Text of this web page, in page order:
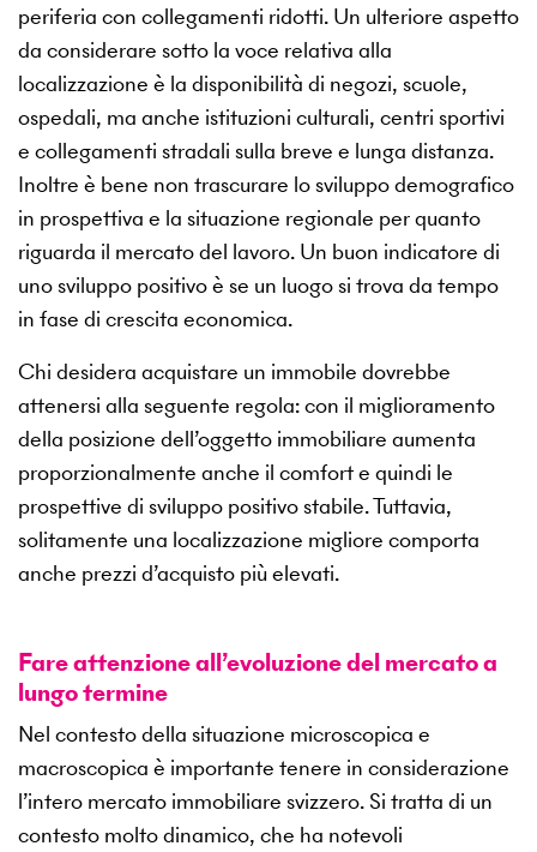
periferia con collegamenti ridotti. Un ulteriore aspetto
da considerare sotto la voce relativa alla
localizzazione è la disponibilità di negozi, scuole,
ospedali, ma anche istituzioni culturali, centri sportivi
e collegamenti stradali sulla breve e lunga distanza.
Inoltre è bene non trascurare lo sviluppo demografico
in prospettiva e la situazione regionale per quanto
riguarda il mercato del lavoro. Un buon indicatore di
uno sviluppo positivo è se un luogo si trova da tempo
in fase di crescita economica.
Chi desidera acquistare un immobile dovrebbe
attenersi alla seguente regola: con il miglioramento
della posizione dell’oggetto immobiliare aumenta
proporzionalmente anche il comfort e quindi le
prospettive di sviluppo positivo stabile. Tuttavia,
solitamente una localizzazione migliore comporta
anche prezzi d’acquisto più elevati.
Fare attenzione all’evoluzione del mercato a
lungo termine
Nel contesto della situazione microscopica e
macroscopica è importante tenere in considerazione
l’intero mercato immobiliare svizzero. Si tratta di un
contesto molto dinamico, che ha notevoli